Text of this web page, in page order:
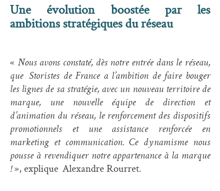
Une évolution boostée par les
ambitions stratégiques du réseau
« Nous avons constaté, dès notre entrée dans le réseau,
que Storistes de France a l’ambition de faire bouger
les lignes de sa stratégie, avec un nouveau territoire de
marque, une nouvelle équipe de direction et
d’animation du réseau, le renforcement des dispositifs
promotionnels et une assistance renforcée en
marketing et communication. Ce dynamisme nous
pousse à revendiquer notre appartenance à la marque
!», explique Alexandre Rourret.